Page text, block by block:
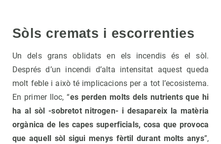
Sòls cremats i escorrenties
Un dels grans oblidats en els incendis és el sòl.
Després d’un incendi d’alta intensitat aquest queda
molt feble i això té implicacions per a tot l’ecosistema.
En primer lloc, “es perden molts dels nutrients que hi
ha al sòl -sobretot nitrogen- i desapareix la matèria
orgànica de les capes superficials, cosa que provoca
que aquell sòl sigui menys fèrtil durant molts anys”,